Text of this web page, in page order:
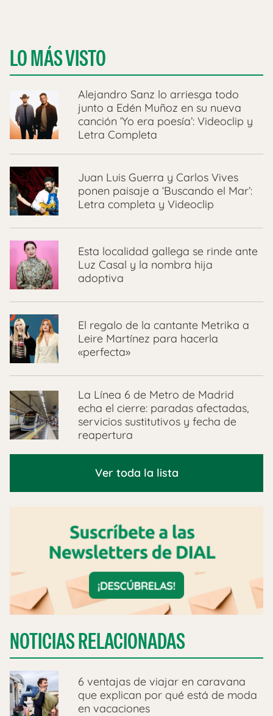
LO MÁS VISTO
Alejandro Sanz lo arriesga todo
junto a Edén Muñoz en su nueva
canción ‘Yo era poesía’: Videoclip y
Letra Completa
Juan Luis Guerra y Carlos Vives
ponen paisaje a ‘Buscando el Mar’:
Letra completa y Videoclip
Esta localidad gallega se rinde ante
Luz Casal y la nombra hija
adoptiva
El regalo de la cantante Metrika a
Leire Martínez para hacerla
«perfecta»
La Línea 6 de Metro de Madrid
echa el cierre: paradas afectadas,
servicios sustitutivos y fecha de
reapertura
Ver toda la lista
NOTICIAS RELACIONADAS
6 ventajas de viajar en caravana
que explican por qué está de moda
en vacaciones